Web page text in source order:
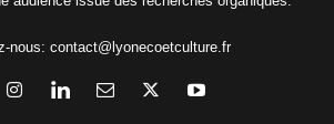
nous: contact@lyonecoetculture.fr